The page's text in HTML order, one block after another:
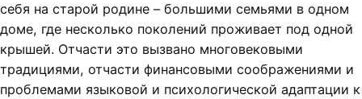
себя на старой родине – большими семьями в одном
доме, где несколько поколений проживает под одной
крышей. Отчасти это вызвано многовековыми
традициями, отчасти финансовыми соображениями и
проблемами языковой и психологической адаптации к